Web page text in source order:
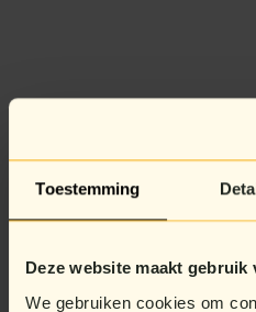
Toestemming
Deze website maakt gebruik
We gebruiken cookies om